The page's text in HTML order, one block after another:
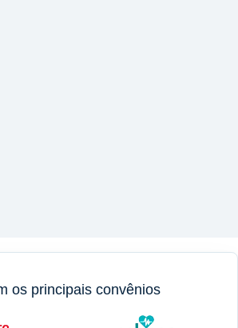
os principais convênios